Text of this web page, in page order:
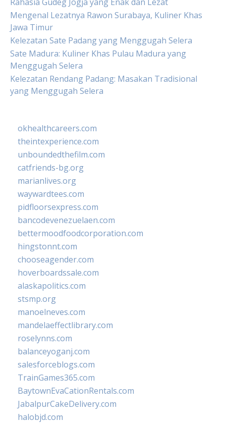
Mengenal Lezatnya Rawon Surabaya, Kuliner Khas
Jawa Timur
Kelezatan Sate Padang yang Menggugah Selera
Sate Madura: Kuliner Khas Pulau Madura yang
Menggugah Selera
Kelezatan Rendang Padang: Masakan Tradisional
yang Menggugah Selera
okhealthcareers.com
theintexperience.com
unboundedthefilm.com
catfriends-bg.org
marianlives.org
waywardtees.com
pidfloorsexpress.com
bancodevenezuelaen.com
bettermoodfoodcorporation.com
hingstonnt.com
chooseagender.com
hoverboardssale.com
alaskapolitics.com
stsmp.org
manoelneves.com
mandelaeffectlibrary.com
roselynns.com
balanceyoganj.com
salesforceblogs.com
TrainGames365.com
BaytownEvaCationRentals.com
JabalpurCakeDelivery.com
halobjd.com